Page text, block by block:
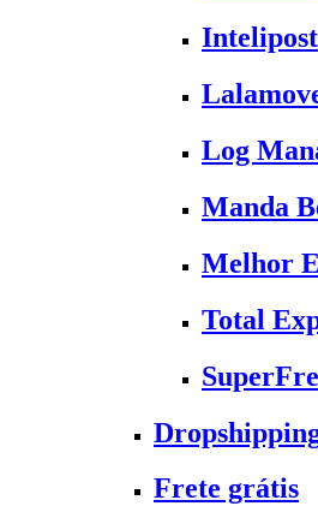
Intelipost
Log
Manda
Melhor
Total
Frete grátis